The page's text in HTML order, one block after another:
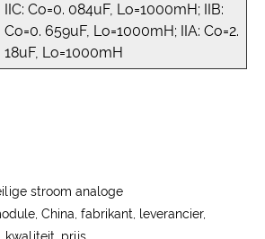
IIC: Co=0. 084uF, Lo=1000mH; IIB:
Co=0. 659uF, Lo=1000mH; IIA: Co=2.
18uF, Lo=1000mH
stroom analoge
China, fabrikant, leverancier,